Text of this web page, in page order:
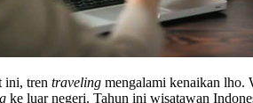
ini, tren traveling mengalami kenaikan lho.
ke luar negeri. Tahun ini wisatawan